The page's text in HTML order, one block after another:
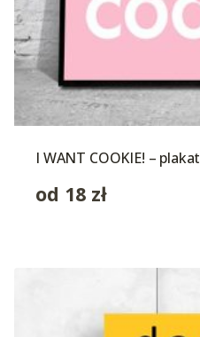
I WANT COOKIE! – plakat
od 18 zł